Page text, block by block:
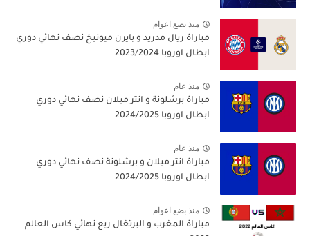
منذ بضع اعوام
مباراة ريال مدريد و بايرن ميونيخ نصف نهائي دوري
ابطال اوروبا 2023/2024
منذ عام
مباراة برشلونة و انتر ميلان نصف نهائي دوري
ابطال اوروبا 2024/2025
منذ عام
مباراة انتر ميلان و برشلونة نصف نهائي دوري
ابطال اوروبا 2024/2025
منذ بضع اعوام
مباراة المغرب و البرتغال ربع نهائي كاس العالم